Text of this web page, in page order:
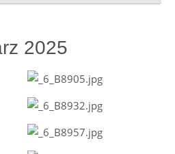
2025